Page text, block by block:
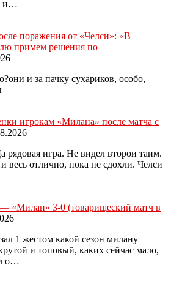
и…
поражения от «Челси»: «В
примем решения по
и за пачку сухариков, особо,
игрокам «Милана» после матча с
рядовая игра. Не видел второи таим.
весь отлично, пока не сдохли. Челси
«Милан» 3-0 (товарищеский матч в
1 жестом какой сезон милану
и топовый, каких сейчас мало,